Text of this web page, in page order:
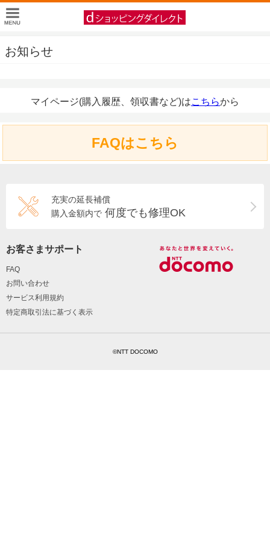
お知らせ
マイページ(購入履歴、領収書など)はこちらから
FAQはこちら
充実の延長補償
購入金額内で 何度でも修理OK
お客さまサポート
FAQ
お問い合わせ
サービス利用規約
特定商取引法に基づく表示
©NTT DOCOMO